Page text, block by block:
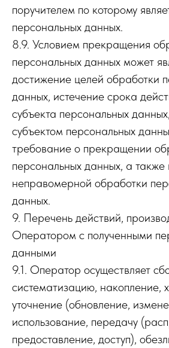
поручителем по которому
персональных данных.
8.9. Условием прекращения
персональных данных может
достижение целей обработки
данных, истечение срока
субъекта персональных
субъектом персональных
требование о прекращении
персональных данных, а также
неправомерной обработки
данных.
9. Перечень действий,
Оператором с полученными
данными
9.1. Оператор осуществляет
систематизацию, накопление,
уточнение (обновление,
использование, передачу
предоставление, доступ),